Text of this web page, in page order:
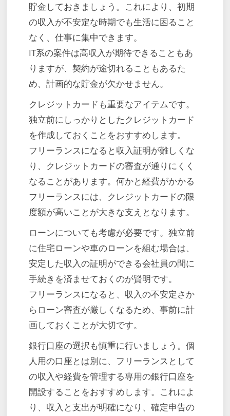
貯金しておきましょう。これにより、初期
の収入が不安定な時期でも生活に困ること
なく、仕事に集中できます。
IT系の案件は高収入が期待できることもあ
りますが、契約が途切れることもあるた
め、計画的な貯金が欠かせません。
クレジットカードも重要なアイテムです。
独立前にしっかりとしたクレジットカード
を作成しておくことをおすすめします。
フリーランスになると収入証明が難しくな
り、クレジットカードの審査が通りにくく
なることがあります。何かと経費がかかる
フリーランスには、クレジットカードの限
度額が高いことが大きな支えとなります。
ローンについても考慮が必要です。独立前
に住宅ローンや車のローンを組む場合は、
安定した収入の証明ができる会社員の間に
手続きを済ませておくのが賢明です。
フリーランスになると、収入の不安定さか
らローン審査が厳しくなるため、事前に計
画しておくことが大切です。
銀行口座の選択も慎重に行いましょう。個
人用の口座とは別に、フリーランスとして
の収入や経費を管理する専用の銀行口座を
開設することをおすすめします。これによ
り、収入と支出が明確になり、確定申告の